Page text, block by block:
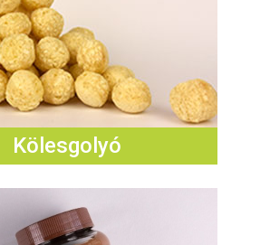
Kölesgolyó